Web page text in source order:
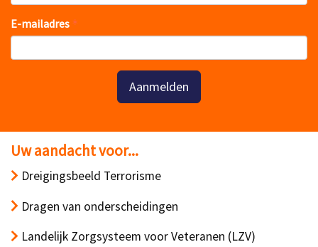
E-mailadres
Aanmelden
Uw aandacht voor...
Dreigingsbeeld Terrorisme
Dragen van onderscheidingen
Landelijk Zorgsysteem voor Veteranen (LZV)